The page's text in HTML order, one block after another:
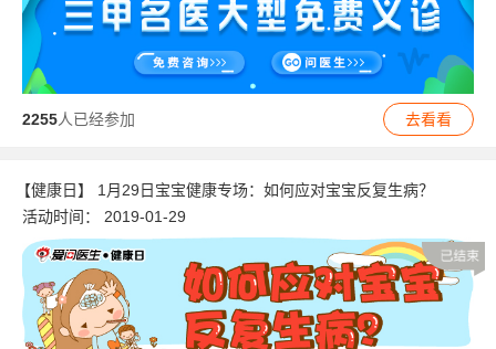
2255人已经参加 去看看
【健康日】 1月29日宝宝健康专场：如何应对宝宝反复生病？
活动时间：
2019-01-29